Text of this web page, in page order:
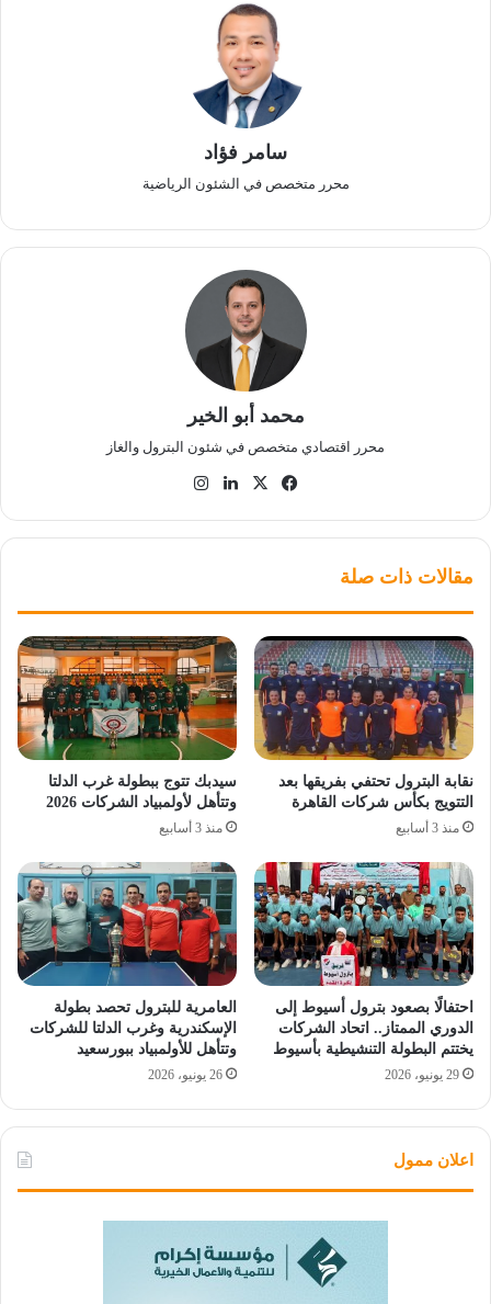
سامر فؤاد
محرر متخصص في الشئون الرياضية
محمد أبو الخير
محرر اقتصادي متخصص في شئون البترول والغاز
فيسبوك
‫X لينكدإن
مقالات ذات صلة
نقابة البترول تحتفي بفريقها بعد
التتويج بكأس شركات القاهرة
منذ 3 أسابيع
سيدبك تتوج ببطولة غرب الدلتا
وتتأهل لأولمبياد الشركات 2026
منذ 3 أسابيع
احتفالًا بصعود بترول أسيوط إلى
الدوري الممتاز.. اتحاد الشركات
يختتم البطولة التنشيطية بأسيوط
29 يونيو، 2026
العامرية للبترول تحصد بطولة
الإسكندرية وغرب الدلتا للشركات
وتتأهل للأولمبياد ببورسعيد
26 يونيو، 2026
اعلان ممول